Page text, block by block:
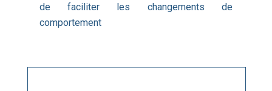
de faciliter les changements de
comportement